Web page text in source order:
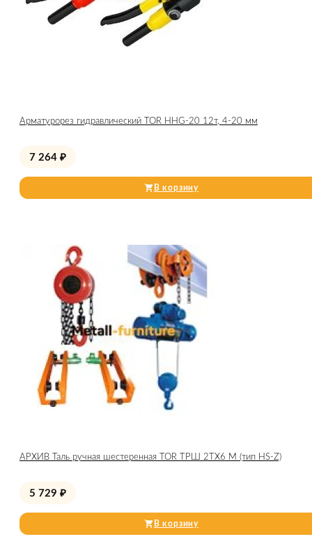
Арматурорез гидравлический TOR HHG-20 12т, 4-20 мм
7 264 ₽
В корзину
АРХИВ Таль ручная шестеренная TOR ТРШ 2ТХ6 М (тип HS-Z)
5 729 ₽
В корзину